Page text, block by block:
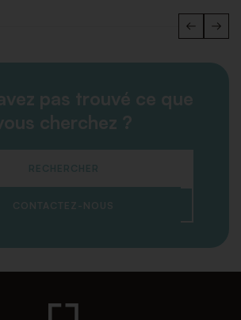
pas trouvé ce que
cherchez ?
RECHERCHER
CONTACTEZ-NOUS